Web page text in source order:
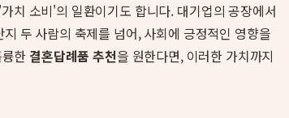
치 소비'의 일환이기도 합니다. 대기업의 공장에서
두 사람의 축제를 넘어, 사회에 긍정적인 영향을
한 결혼답례품 추천을 원한다면, 이러한 가치까지